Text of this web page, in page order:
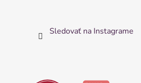
Sledovať na Instagrame